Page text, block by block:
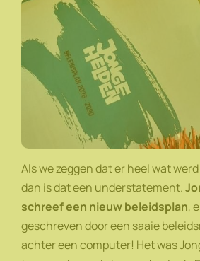
Als we zeggen dat er heel wat
dan is dat een understatement.
schreef een nieuw beleidsplan,
geschreven door een saaie
achter een computer! Het was